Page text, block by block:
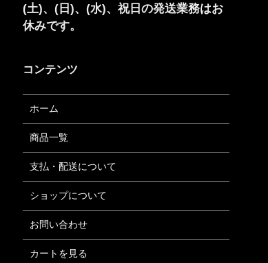
(土)、(日)、(水)、祝日の発送業務はお
休みです。
コンテンツ
ホーム
商品一覧
支払・配送について
ショップについて
お問い合わせ
カートを見る